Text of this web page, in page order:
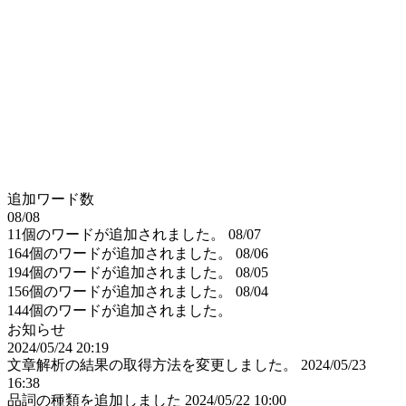
追加ワード数
08/08
11個のワードが追加されました。
08/07
164個のワードが追加されました。
08/06
194個のワードが追加されました。
08/05
156個のワードが追加されました。
08/04
144個のワードが追加されました。
お知らせ
2024/05/24 20:19
文章解析の結果の取得方法を変更しました。
2024/05/23
16:38
品詞の種類を追加しました 2024/05/22 10:00